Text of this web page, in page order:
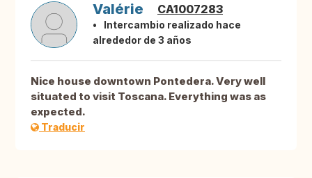
Valérie CA1007283
Intercambio realizado hace
alrededor de 3 años
Nice house downtown Pontedera. Very well
situated to visit Toscana. Everything was as
expected.
Traducir